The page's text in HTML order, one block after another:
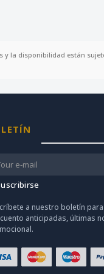
y la disponibilidad están
a nuestro boletín
anticipadas, últimas